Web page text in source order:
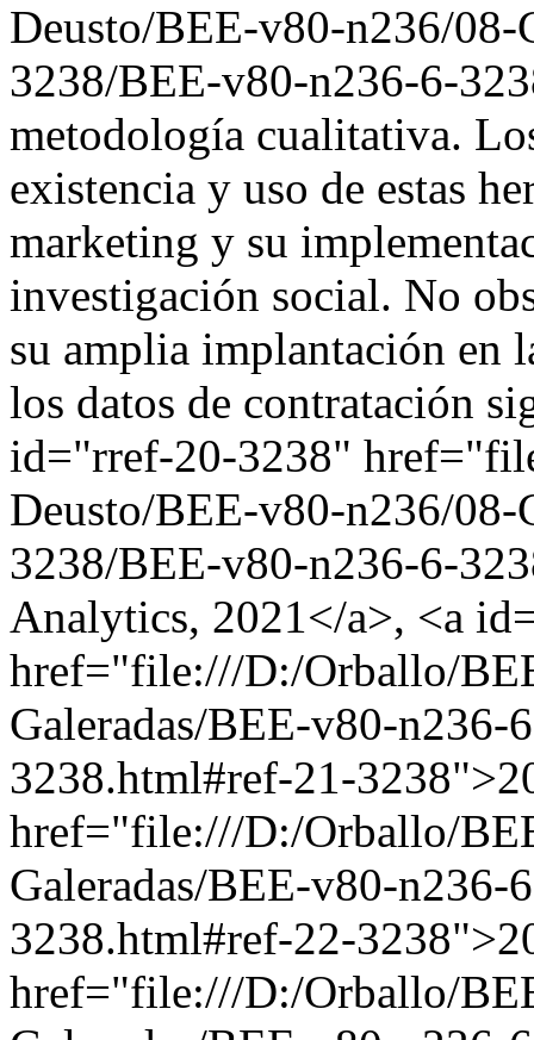
Deusto/BEE-v80-n236/
3238/BEE-v80-n236-6-
metodología cualitativa.
existencia y uso de estas
marketing y su
investigación social. No
su amplia implantación en
los datos de contratación
id="rref-20-3238"
Deusto/BEE-v80-n236/
3238/BEE-v80-n236-6-
Analytics, 2021</a>, <a
href="file:///D:/Orballo/
Galeradas/BEE-v80-
3238.html#ref-21-
href="file:///D:/Orballo/
Galeradas/BEE-v80-
3238.html#ref-22-
href="file:///D:/Orballo/